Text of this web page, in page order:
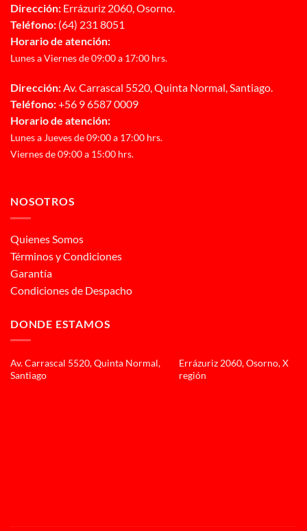
Dirección: Errázuriz 2060, Osorno.
Teléfono: (64) 231 8051
Horario de atención:
Lunes a Viernes de 09:00 a 17:00 hrs.
Dirección:Av. Carrascal 5520, Quinta Normal, Santiago.
Teléfono:+56 9 6587 0009
Horario de atención:
Lunes a Jueves de 09:00 a 17:00 hrs.
Viernes de 09:00 a 15:00 hrs.
NOSOTROS
Quienes Somos
Términos y Condiciones
Garantía
Condiciones de Despacho
DONDE ESTAMOS
Av. Carrascal 5520, Quinta Normal,
Santiago
Errázuriz 2060, Osorno, X
región